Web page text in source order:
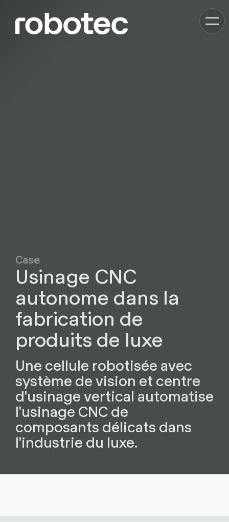
Case
Usinage CNC
autonome dans la
fabrication de
produits de luxe
Une cellule robotisée avec
système de vision et centre
d'usinage vertical automatise
l'usinage CNC de
composants délicats dans
l'industrie du luxe.